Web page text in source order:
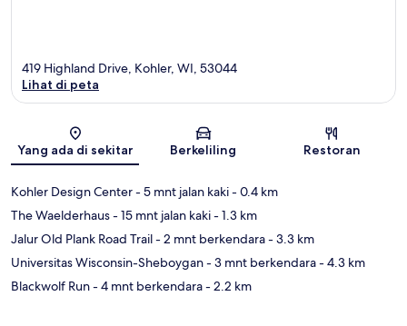
Peta
419 Highland Drive, Kohler, WI, 53044
Lihat di peta
Yang ada di sekitar Berkeliling Restoran
Kohler Design Center- 5 mnt jalan kaki- 0.4 km
The Waelderhaus- 15 mnt jalan kaki- 1.3 km
Jalur Old Plank Road Trail- 2 mnt berkendara- 3.3 km
Universitas Wisconsin-Sheboygan- 3 mnt berkendara- 4.3 km
Blackwolf Run- 4 mnt berkendara- 2.2 km